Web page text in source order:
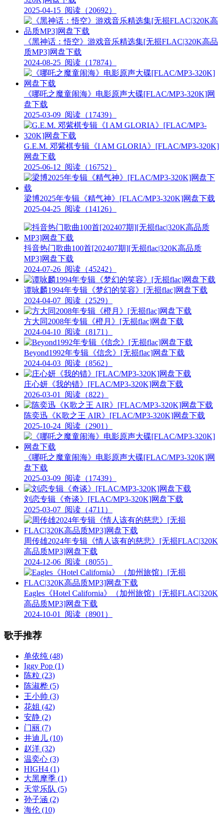
2025-04-15 阅读（20692）
《黑神话：悟空》游戏音乐精选集[无损FLAC|320K高品
质MP3]网盘下载
2024-08-25 阅读（17874）
《哪吒之魔童闹海》电影原声大碟[FLAC/MP3-320K]网
盘下载
2025-03-09 阅读（17439）
G.E.M. 邓紫棋专辑《I AM GLORIA》[FLAC/MP3-320K]
网盘下载
2025-06-12 阅读（16752）
梁博2025年专辑《精气神》[FLAC/MP3-320K]网盘下载
2025-04-25 阅读（14126）
抖音热门歌曲100首[202407期][无损flac|320K高品质
MP3]网盘下载
2024-07-26 阅读（45242）
谭咏麟1994年专辑《梦幻的笑容》[无损flac]网盘下载
2024-04-07 阅读（2529）
方大同2008年专辑《橙月》[无损flac]网盘下载
2024-04-10 阅读（8171）
Beyond1992年专辑《信念》[无损flac]网盘下载
2024-04-03 阅读（8562）
庄心妍《我的错》[FLAC/MP3-320K]网盘下载
2026-03-01
阅读（822）
陈奕迅《K歌之王 AIR》[FLAC/MP3-320K]网盘下载
2025-10-24 阅读（2901）
《哪吒之魔童闹海》电影原声大碟[FLAC/MP3-320K]网
盘下载
2025-03-09 阅读（17439）
刘恋专辑《奇谈》[FLAC/MP3-320K]网盘下载
2025-03-07 阅读（4711）
周传雄2024年专辑《情人该有的慈悲》[无损FLAC|320K
高品质MP3]网盘下载
2024-12-06 阅读（8055）
Eagles《Hotel California》（加州旅馆）[无损FLAC|320K
高品质MP3]网盘下载
2024-10-01
阅读（8901）
歌手推荐
单依纯 (48)
Iggy Pop (1)
陈粒 (23)
陈淑桦 (5)
王小帅 (3)
花姐 (42)
安静 (2)
门丽 (7)
井迪儿 (10)
赵洋 (32)
温奕心 (3)
HIGH4 (1)
大黑摩季 (1)
天堂乐队 (5)
孙子涵 (2)
海伦 (10)